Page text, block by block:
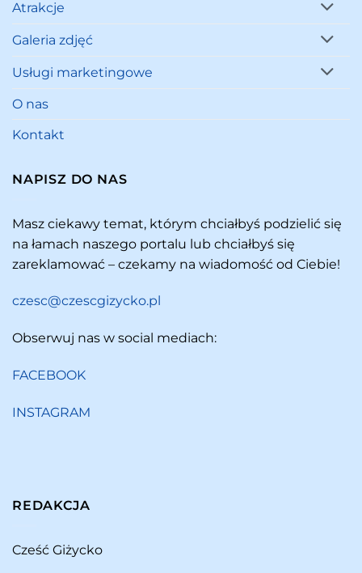
Atrakcje
Galeria zdjęć
Usługi marketingowe
O nas
Kontakt
NAPISZ DO NAS
Masz ciekawy temat, którym chciałbyś podzielić się
na łamach naszego portalu lub chciałbyś się
zareklamować – czekamy na wiadomość od Ciebie!
czesc@czescgizycko.pl
Obserwuj nas w social mediach:
FACEBOOK
INSTAGRAM
REDAKCJA
Cześć Giżycko